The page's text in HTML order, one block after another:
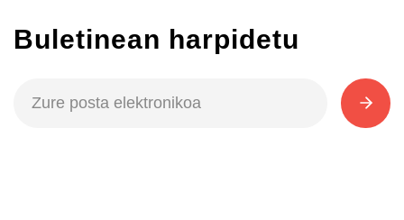
Buletinean harpidetu